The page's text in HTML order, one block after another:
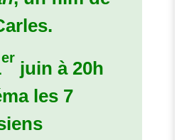
er
juin à 20h
les 7